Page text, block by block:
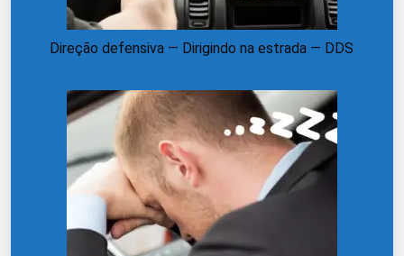
Direção defensiva — Dirigindo na estrada — DDS